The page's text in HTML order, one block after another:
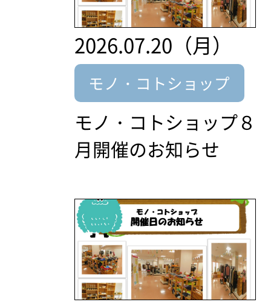
2026.07.20（月）
モノ・コトショップ
モノ・コトショップ８
月開催のお知らせ